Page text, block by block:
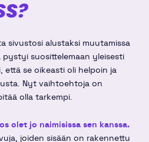
sivustosi alustaksi muutamissa
pystyi suosittelemaan yleisesti
että se oikeasti oli helpoin ja
Nyt vaihtoehtoja on
olla tarkempi.
olet jo naimisissa sen kanssa.
joiden sisään on rakennettu